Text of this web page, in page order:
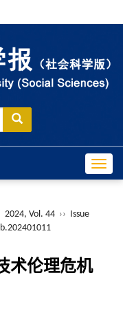
2024, Vol. 44 ›› Issue
术伦理危机